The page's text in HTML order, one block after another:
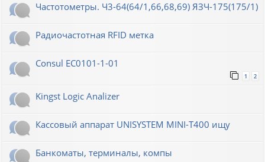
Частотометры. Ч3-64(64/1,66,68,69) ЯЗЧ-175(175/1)
Радиочастотная RFID метка
Consul EC0101-1-01
1 2
Kingst Logic Analizer
Кассовый аппарат UNISYSTEM MINI-T400 ищу
Банкоматы, терминалы, компы